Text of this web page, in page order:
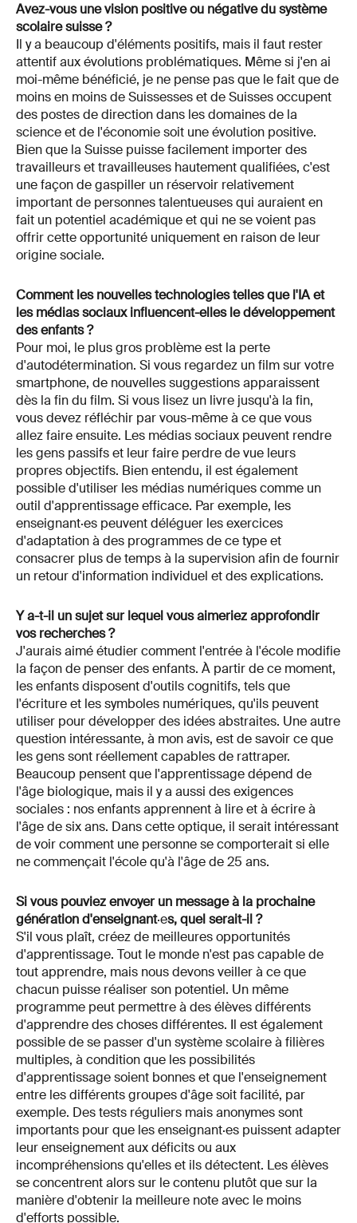
Avez-vous une vision positive ou négative du système
scolaire suisse ?
Il y a beaucoup d'éléments positifs, mais il faut rester
attentif aux évolutions problématiques. Même si j'en ai
moi-même bénéficié, je ne pense pas que le fait que de
moins en moins de Suissesses et de Suisses occupent
des postes de direction dans les domaines de la
science et de l'économie soit une évolution positive.
Bien que la Suisse puisse facilement importer des
travailleurs et travailleuses hautement qualifiées, c'est
une façon de gaspiller un réservoir relativement
important de personnes talentueuses qui auraient en
fait un potentiel académique et qui ne se voient pas
offrir cette opportunité uniquement en raison de leur
origine sociale.
Comment les nouvelles technologies telles que l'IA et
les médias sociaux influencent-elles le développement
des enfants ?
Pour moi, le plus gros problème est la perte
d'autodétermination. Si vous regardez un film sur votre
smartphone, de nouvelles suggestions apparaissent
dès la fin du film. Si vous lisez un livre jusqu'à la fin,
vous devez réfléchir par vous-même à ce que vous
allez faire ensuite. Les médias sociaux peuvent rendre
les gens passifs et leur faire perdre de vue leurs
propres objectifs. Bien entendu, il est également
possible d'utiliser les médias numériques comme un
outil d'apprentissage efficace. Par exemple, les
enseignant·es peuvent déléguer les exercices
d'adaptation à des programmes de ce type et
consacrer plus de temps à la supervision afin de fournir
un retour d'information individuel et des explications.
Y a-t-il un sujet sur lequel vous aimeriez approfondir
vos recherches ?
J'aurais aimé étudier comment l'entrée à l'école modifie
la façon de penser des enfants. À partir de ce moment,
les enfants disposent d'outils cognitifs, tels que
l'écriture et les symboles numériques, qu'ils peuvent
utiliser pour développer des idées abstraites. Une autre
question intéressante, à mon avis, est de savoir ce que
les gens sont réellement capables de rattraper.
Beaucoup pensent que l'apprentissage dépend de
l'âge biologique, mais il y a aussi des exigences
sociales : nos enfants apprennent à lire et à écrire à
l'âge de six ans. Dans cette optique, il serait intéressant
de voir comment une personne se comporterait si elle
ne commençait l'école qu'à l'âge de 25 ans.
Si vous pouviez envoyer un message à la prochaine
génération d'enseignant·es, quel serait-il ?
S'il vous plaît, créez de meilleures opportunités
d'apprentissage. Tout le monde n'est pas capable de
tout apprendre, mais nous devons veiller à ce que
chacun puisse réaliser son potentiel. Un même
programme peut permettre à des élèves différents
d'apprendre des choses différentes. Il est également
possible de se passer d'un système scolaire à filières
multiples, à condition que les possibilités
d'apprentissage soient bonnes et que l'enseignement
entre les différents groupes d'âge soit facilité, par
exemple. Des tests réguliers mais anonymes sont
importants pour que les enseignant·es puissent adapter
leur enseignement aux déficits ou aux
incompréhensions qu'elles et ils détectent. Les élèves
se concentrent alors sur le contenu plutôt que sur la
manière d'obtenir la meilleure note avec le moins
d'efforts possible.